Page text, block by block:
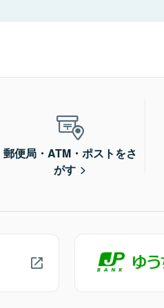
郵便局・ATM・ポストをさ
がす